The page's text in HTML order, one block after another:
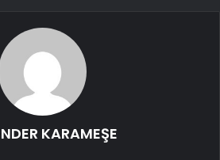
KARAMEŞE